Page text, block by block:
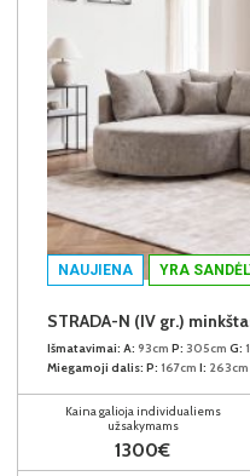
NAUJIENA YRA
Išmatavimai: A: 93cm P: 305cm G:
Miegamoji dalis: P: 167cm I: 263cm
Kaina galioja individualiems
užsakymams
1300€